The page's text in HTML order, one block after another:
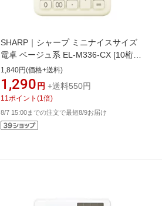
SHARP｜シャープ ミニナイスサイズ
電卓 ベージュ系 EL-M336-CX [10桁
/W税率対応]
1,840円(価格+送料)
1,290 円 +送料550円
11 ポイント (1 倍)
8/7 15:00までの注文で最短8/9お届け